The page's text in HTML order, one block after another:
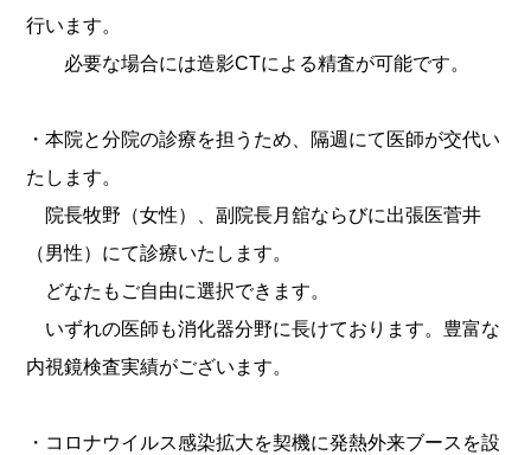
行います。
必要な場合には造影CTによる精査が可能です。
・本院と分院の診療を担うため、隔週にて医師が交代い
たします。
院長牧野（女性）、副院長月舘ならびに出張医菅井
（男性）にて診療いたします。
どなたもご自由に選択できます。
いずれの医師も消化器分野に長けております。豊富な
内視鏡検査実績がございます。
・コロナウイルス感染拡大を契機に発熱外来ブースを設